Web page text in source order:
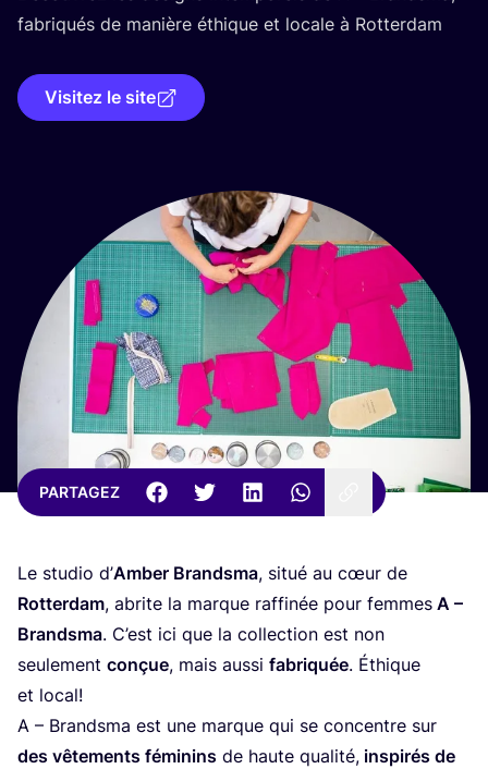
fabri­qués de manière éthique et locale à Rotterdam
Visitez le site
PARTAGEZ
Le stu­dio d’Amber Brand­sma, situé au cœur de
Rot­ter­dam, abrite la marque raf­fi­née pour femmes A –
Brand­sma. C’est ici que la col­lec­tion est non
seule­ment conçue, mais aus­si fabri­quée. Éthique
et local!
A – Brand­sma est une marque qui se concentre sur
des vête­ments fémi­nins de haute qua­li­té, ins­pi­rés de